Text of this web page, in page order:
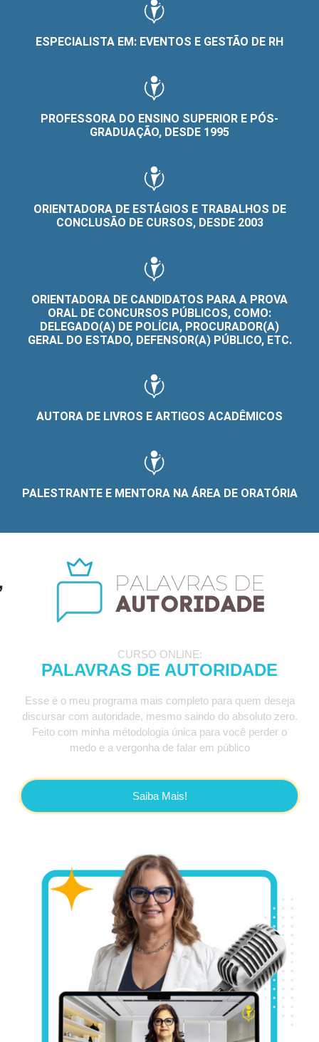
ESPECIALISTA EM: EVENTOS E GESTÃO DE RH
PROFESSORA DO ENSINO SUPERIOR E PÓS-
GRADUAÇÃO, DESDE 1995
ORIENTADORA DE ESTÁGIOS E TRABALHOS DE
CONCLUSÃO DE CURSOS, DESDE 2003
ORIENTADORA DE CANDIDATOS PARA A PROVA
ORAL DE CONCURSOS PÚBLICOS, COMO:
DELEGADO(A) DE POLÍCIA, PROCURADOR(A)
GERAL DO ESTADO, DEFENSOR(A) PÚBLICO, ETC.
AUTORA DE LIVROS E ARTIGOS ACADÊMICOS
PALESTRANTE E MENTORA NA ÁREA DE ORATÓRIA
CURSO ONLINE:
PALAVRAS DE AUTORIDADE
Esse é o meu programa mais completo para quem deseja
discursar com autoridade, mesmo saindo do absoluto zero.
Feito com minha métodologia única para você perder o
medo e a vergonha de falar em público
Saiba Mais!